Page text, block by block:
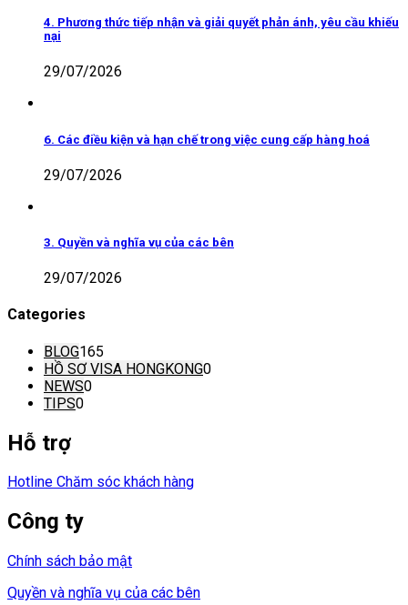
4. Phương thức tiếp nhận và giải quyết phản ánh, yêu cầu khiếu
nại
29/07/2026
6. Các điều kiện và hạn chế trong việc cung cấp hàng hoá
29/07/2026
3. Quyền và nghĩa vụ của các bên
29/07/2026
Categories
BLOG165
HỒ SƠ VISA HONGKONG0
NEWS0
TIPS0
Hỗ trợ
Hotline Chăm sóc khách hàng
Công ty
Chính sách bảo mật
Quyền và nghĩa vụ của các bên